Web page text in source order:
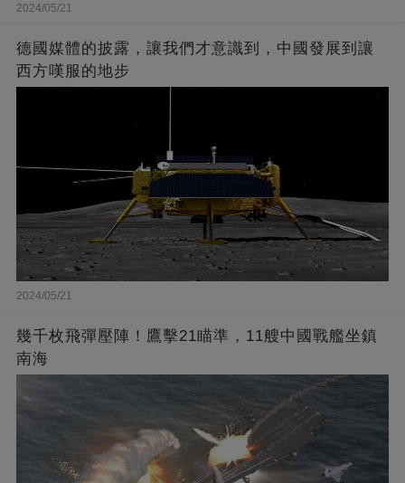
2024/05/21
德國媒體的披露，讓我們才意識到，中國發展到讓
西方嘆服的地步
2024/05/21
幾千枚飛彈壓陣！鷹擊21瞄準，11艘中國戰艦坐鎮
南海